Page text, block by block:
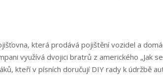
která prodává pojištění vozidel a
využívá dvojici bratrů z amerického „Jak
kteří v písních doručují DIY rady k údržbě